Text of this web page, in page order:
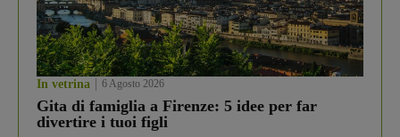
In vetrina 6 Agosto 2026
Gita di famiglia a Firenze: 5 idee per far
divertire i tuoi figli